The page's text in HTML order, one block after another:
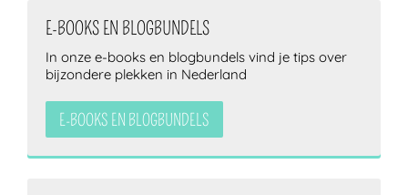
E-BOOKS EN BLOGBUNDELS
In onze e-books en blogbundels vind je tips over
bijzondere plekken in Nederland
E-BOOKS EN BLOGBUNDELS